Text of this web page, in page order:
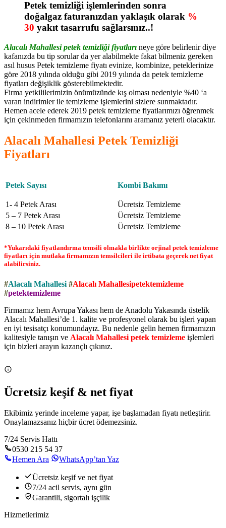
Petek temizliği işlemlerinden sonra
doğalgaz faturanızdan yaklaşık olarak %
30 yakıt tasarrufu sağlarsınız..!
Alacalı Mahallesi petek temizliği fiyatları neye göre belirlenir diye
kafanızda bu tip sorular da yer alabilmekte fakat bilmeniz gereken
asıl husus Petek temizleme fiyatı evinize, kombinize, peteklerinize
göre 2018 yılında olduğu gibi 2019 yılında da petek temizleme
fiyatları değişiklik gösterebilmektedir.
Firma yetkililerimizin önümüzünde kış olması nedeniyle %40 ‘a
varan indirimler ile temizleme işlemlerini sizlere sunmaktadır.
Hemen acele ederek 2019 petek temizleme fiyatlarımızı öğrenmek
için çekinmeden firmamızın telefonlarını aramanız yeterli olacaktır.
Alacalı Mahallesi Petek Temizliği
Fiyatları
Petek Sayısı Kombi Bakımı
1- 4 Petek Arası
Ücretsiz Temizleme
5 – 7 Petek Arası
Ücretsiz Temizleme
8 – 10 Petek Arası
Ücretsiz Temizleme
*Yukarıdaki fiyatlandırma temsili olmakla birlikte orjinal petek temizleme
fiyatları için mutlaka firmamızın temsilcileri ile irtibata geçerek net fiyat
alabilirsiniz.
#Alacalı Mahallesi #Alacalı Mahallesipetektemizleme
#petektemizleme
Firmamız hem Avrupa Yakası hem de Anadolu Yakasında üstelik
Alacalı Mahallesi’de 1. kalite ve profesyonel olarak bu işleri yapan
en iyi tesisatçı konumundayız. Bu nedenle gelin hemen firmamızın
kalitesiyle tanışın ve Alacalı Mahallesi petek temizleme işlemleri
için bizleri arayın kazançlı çıkınız.
Ücretsiz keşif & net fiyat
Ekibimiz yerinde inceleme yapar, işe başlamadan fiyatı netleştirir.
Onaylamazsanız hiçbir ücret ödemezsiniz.
7/24 Servis Hattı
0530 215 54 37
Hemen Ara
WhatsApp’tan Yaz
Ücretsiz keşif ve net fiyat
7/24 acil servis, aynı gün
Garantili, sigortalı işçilik
Hizmetlerimiz